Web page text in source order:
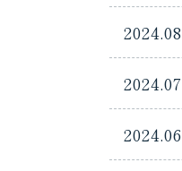
2024.08
2024.07
2024.06